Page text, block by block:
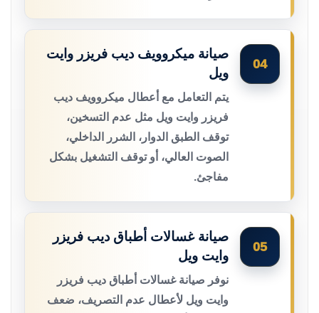
04
صيانة ميكروويف ديب فريزر وايت
ويل
يتم التعامل مع أعطال ميكروويف ديب
فريزر وايت ويل مثل عدم التسخين،
توقف الطبق الدوار، الشرر الداخلي،
الصوت العالي، أو توقف التشغيل بشكل
مفاجئ.
05
صيانة غسالات أطباق ديب فريزر
وايت ويل
نوفر صيانة غسالات أطباق ديب فريزر
وايت ويل لأعطال عدم التصريف، ضعف